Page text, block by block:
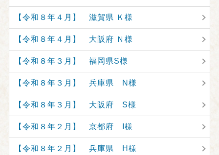
【令和８年４月】 滋賀県 Ｋ様
【令和８年４月】 大阪府 Ｎ様
【令和８年３月】 福岡県S様
【令和８年３月】 兵庫県 N様
【令和８年３月】 大阪府 S様
【令和８年２月】 京都府 I様
【令和８年２月】 兵庫県 H様